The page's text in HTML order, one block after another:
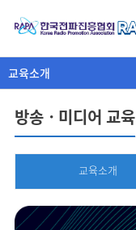
교육소개
방송ㆍ미디어 교육
교육소개